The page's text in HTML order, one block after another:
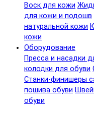
Воск для кожи
для кожи и подошв
натуральной кожи
кожи
Оборудование
Пресса и насадки
колодки для обуви
Станки-финишеры
пошива обуви
обуви